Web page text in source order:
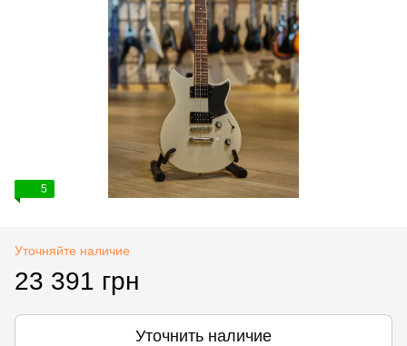
5
Уточняйте наличие
23 391 грн
Уточнить наличие